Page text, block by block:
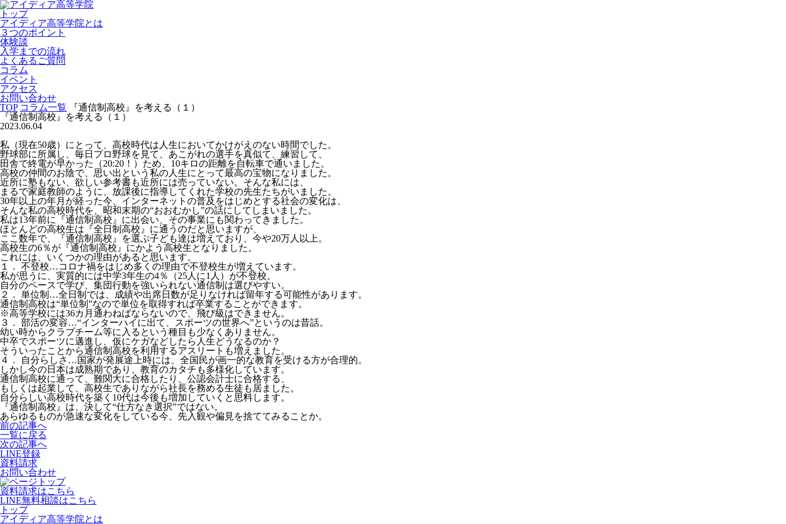
トップ
アイディア高等学院とは
３つのポイント
体験談
入学までの流れ
よくあるご質問
コラム
イベント
アクセス
お問い合わせ
TOP コラム一覧
『通信制高校』を考える（１）
『通信制高校』を考える（１）
2023.06.04
私（現在50歳）にとって、高校時代は人生においてかけがえのない時間でした。
野球部に所属し、毎日プロ野球を見て、あこがれの選手を真似て、練習して、
田舎で終電が早かった（20:20！）ため、10キロの距離を自転車で通いました。
高校の仲間のお陰で、思い出という私の人生にとって最高の宝物になりました。
近所に塾もない、欲しい参考書も近所には売っていない。そんな私には、
まるで家庭教師のように、放課後に指導してくれた学校の先生たちがいました。
30年以上の年月が経った今、インターネットの普及をはじめとする社会の変化は、
そんな私の高校時代を、昭和末期の“おおむかし”の話にしてしまいました。
私は13年前に『通信制高校』に出会い、その事業にも関わってきました。
ほとんどの高校生は『全日制高校』に通うのだと思いますが、
ここ数年で、『通信制高校』を選ぶ子ども達は増えており、今や20万人以上。
高校生の6％が『通信制高校』にかよう高校生となりました。
これには、いくつかの理由があると思います。
１． 不登校…コロナ禍をはじめ多くの理由で不登校生が増えています。
私が思うに、実質的には中学3年生の4％（25人に1人）が不登校。
自分のペースで学び、集団行動を強いられない通信制は選びやすい。
２． 単位制…全日制では、成績や出席日数が足りなければ留年する可能性があります。
通信制高校は“単位制”なので単位を取得すれば卒業することができます。
※高等学校には36カ月通わねばならないので、飛び級はできません。
３． 部活の変容…“インターハイに出て、スポーツの世界へ”というのは昔話。
幼い時からクラブチーム等に入るという種目も少なくありません。
中卒でスポーツに邁進し、仮にケガなどしたら人生どうなるのか？
そういったことから通信制高校を利用するアスリートも増えました。
４． 自分らしさ…国家が発展途上時には、全国民が画一的な教育を受ける方が合理的。
しかし今の日本は成熟期であり、教育のカタチも多様化しています。
通信制高校に通って、難関大に合格したり、公認会計士に合格する、
もしくは起業して、高校生でありながら社長を務める生徒も居ました。
自分らしい高校時代を築く10代は今後も増加していくと思料します。
『通信制高校』は、決して“仕方なき選択”ではない。
あらゆるものが急速な変化をしている今、先入観や偏見を捨ててみることか。
前の記事へ
一覧に戻る
次の記事へ
LINE登録
資料請求
お問い合わせ
資料請求はこちら
LINE無料相談はこちら
トップ
アイディア高等学院とは